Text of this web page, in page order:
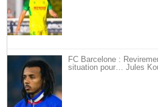
FC Barcelone :
situation pour… Jules